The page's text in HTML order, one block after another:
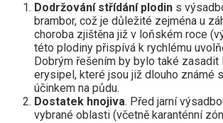
Dodržování střídání plodin s
brambor, což je důležité zejména u
choroba zjištěna již v loňském roce
této plodiny přispívá k rychlému
Dobrým řešením by bylo také zasadit
erysipel, které jsou již dlouho známé
účinkem na půdu.
Dostatek hnojiva. Před jarní
vybrané oblasti (včetně karanténní